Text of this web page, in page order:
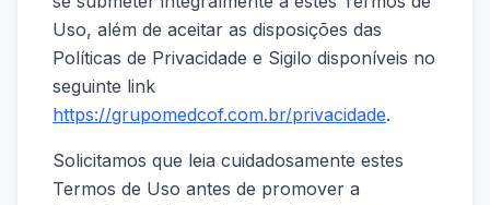
Uso, além de aceitar as disposições das
Políticas de Privacidade e Sigilo disponíveis no
seguinte link
https://grupomedcof.com.br/privacidade.
Solicitamos que leia cuidadosamente estes
Termos de Uso antes de promover a